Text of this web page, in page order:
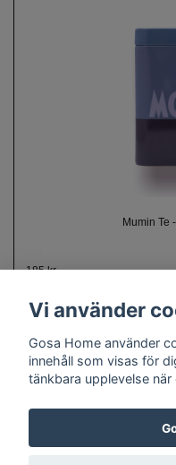
Mumin Te
185 kr
Vi använder
Gosa Home använder
innehåll som visas för
tänkbara upplevelse